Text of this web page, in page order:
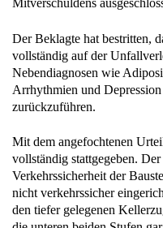
Mitverschuldens
Der Beklagte hat bestritten,
vollständig auf der
Nebendiagnosen wie
Arrhythmien und
zurückzuführen.
Mit dem angefochtenen
vollständig stattgegeben.
Verkehrssicherheit der
nicht verkehrssicher
den tiefer gelegenen